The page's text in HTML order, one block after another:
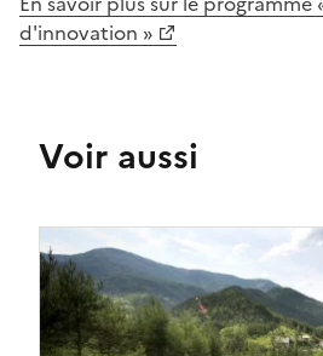
d'innovation »
Voir aussi